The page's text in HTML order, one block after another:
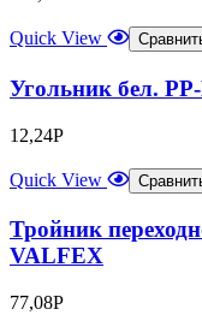
Quick View
Угольник бел.
12,24Р
Quick View
Тройник
VALFEX
77,08Р